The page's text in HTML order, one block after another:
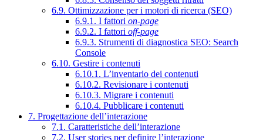
6.9. Ottimizzazione per i motori di ricerca (SEO)
6.9.1. I fattori on-page
6.9.2. I fattori off-page
6.9.3. Strumenti di diagnostica SEO: Search
Console
6.10. Gestire i contenuti
6.10.1. L’inventario dei contenuti
6.10.2. Revisionare i contenuti
6.10.3. Migrare i contenuti
6.10.4. Pubblicare i contenuti
7. Progettazione dell’interazione
7.1. Caratteristiche dell’interazione
7.2. User stories per definire l’interazione